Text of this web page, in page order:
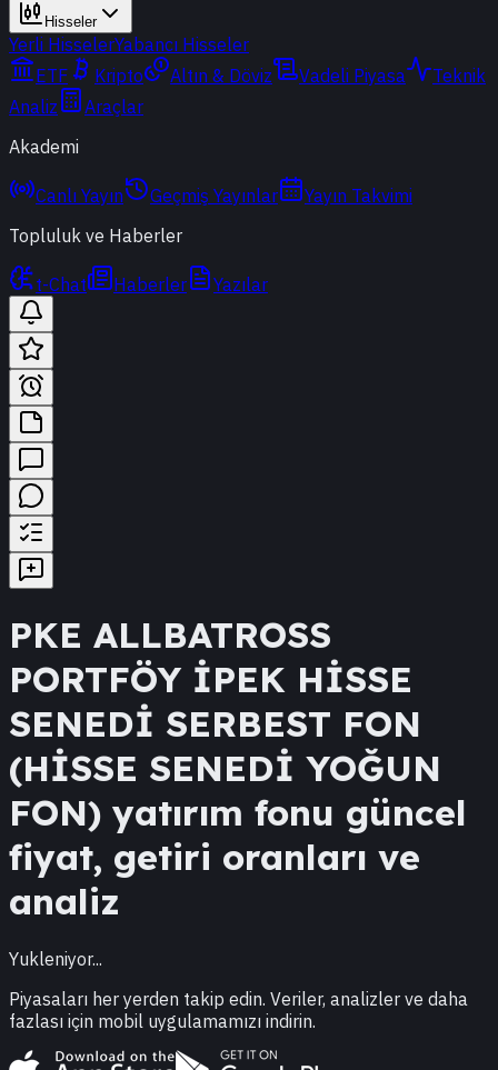
Hisseler
Yerli HisselerYabancı Hisseler
ETF
Kripto Altın & Döviz Vadeli Piyasa
Teknik
Analiz
Araçlar
Akademi
Canlı Yayın Geçmiş Yayınlar
Yayın Takvimi
Topluluk ve Haberler
t-Chat Haberler Yazılar
PKE ALLBATROSS
PORTFÖY İPEK HİSSE
SENEDİ SERBEST FON
(HİSSE SENEDİ YOĞUN
FON) yatırım fonu güncel
fiyat, getiri oranları ve
analiz
Yukleniyor...
Piyasaları her yerden takip edin. Veriler, analizler ve daha
fazlası için mobil uygulamamızı indirin.